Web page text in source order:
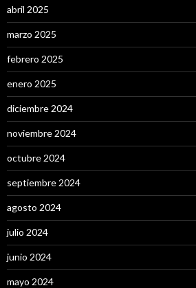
abril 2025
marzo 2025
febrero 2025
enero 2025
diciembre 2024
noviembre 2024
octubre 2024
septiembre 2024
agosto 2024
julio 2024
junio 2024
mayo 2024